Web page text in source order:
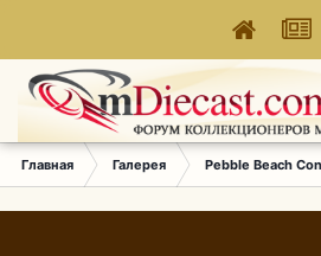
Главная Галерея Pebble Beach